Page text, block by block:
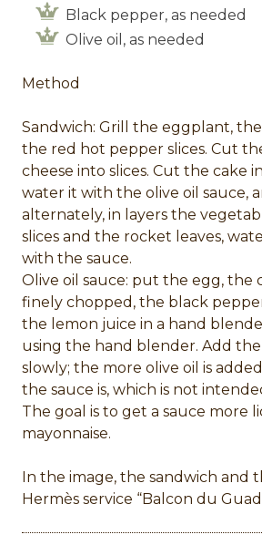
Black pepper, as needed
Olive oil, as needed
Method
Sandwich: Grill the eggplant,
the red hot pepper slices. Cut
cheese into slices. Cut the cake
water it with the olive oil sauce,
alternately, in layers the
slices and the rocket leaves,
with the sauce.
Olive oil sauce: put the egg, the
finely chopped, the black
the lemon juice in a hand
using the hand blender. Add the
slowly; the more olive oil is
the sauce is, which is not
The goal is to get a sauce more
mayonnaise.
In the image, the sandwich and
Hermès service “Balcon du